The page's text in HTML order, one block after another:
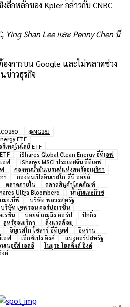
ลึกหลักของ Kpler กล่าวกับ CNBC
Ying Shan Lee และ Penny Chen มี
งการบน Google และไม่พลาดช่วง
ข่าวธุรกิจ
@NG26J
ETF
เทคโนโลยี ETF
iShares Global Clean Energy อีทีเอฟ
อฟ
iShares MSCI ประเทศจีน อีทีเอฟ
กองทุนน้ำมันเบรนท์แห่งสหรัฐอเมริกา
า
กองทุนเปิดอินเวสโก ดีบี ออยล์
ตลาดภายใน
ตลาดสินค้าโภคภัณฑ์
Ultra Bloomberg
น้ำมันและก๊าซ
มจ.บีพี
บริษัท พลวงสหรัฐ
บริษัท เชฟรอน คอร์ปอเรชั่น
รชั่น
บอยด์ เกมมิ่ง คอร์ป
ปักกิ่ง
สหรัฐอเมริกา
สิ่งแวดล้อม
อินเวสโก โซลาร์ อีทีเอฟ
อิหร่าน
อฟ
เอ็กซ์เปง อิงค์
แบงคอร์ปสหรัฐ
เนอจีส์ เอสอี
โนมูระ โฮลดิ้งส์ อิงค์
ค์